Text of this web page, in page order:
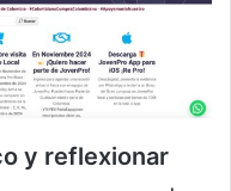
y reflexionar